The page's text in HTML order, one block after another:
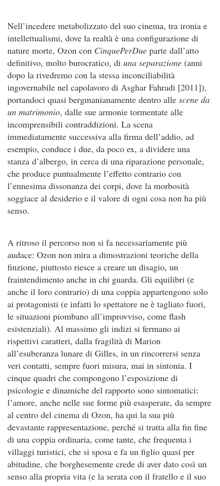
Nell’incedere metabolizzato del suo cinema, tra ironia e
intellettualismi, dove la realtà è una configurazione di
nature morte, Ozon con CinquePerDue parte dall’atto
definitivo, molto burocratico, di una separazione (anni
dopo la rivedremo con la stessa inconciliabilità
ingovernabile nel capolavoro di Asghar Fahradi [2011]),
portandoci quasi bergmanianamente dentro alle scene da
un matrimonio, dalle sue armonie tormentate alle
incomprensibili contraddizioni. La scena
immediatamente successiva alla firma dell’addio, ad
esempio, conduce i due, da poco ex, a dividere una
stanza d’albergo, in cerca di una riparazione personale,
che produce puntualmente l’effetto contrario con
l’ennesima dissonanza dei corpi, dove la morbosità
soggiace al desiderio e il valore di ogni cosa non ha più
senso.
A ritroso il percorso non si fa necessariamente più
audace: Ozon non mira a dimostrazioni teoriche della
finzione, piuttosto riesce a creare un disagio, un
fraintendimento anche in chi guarda. Gli equilibri (e
anche il loro contrario) di una coppia appartengono solo
ai protagonisti (e infatti lo spettatore ne è tagliato fuori,
le situazioni piombano all’improvviso, come flash
esistenziali). Al massimo gli indizi si fermano ai
rispettivi caratteri, dalla fragilità di Marion
all’esuberanza lunare di Gilles, in un rincorrersi senza
veri contatti, sempre fuori misura, mai in sintonia. I
cinque quadri che compongono l’esposizione di
psicologie e dinamiche del rapporto sono sintomatici:
l’amore, anche nelle sue forme più esasperate, da sempre
al centro del cinema di Ozon, ha qui la sua più
devastante rappresentazione, perché si tratta alla fin fine
di una coppia ordinaria, come tante, che frequenta i
villaggi turistici, che si sposa e fa un figlio quasi per
abitudine, che borghesemente crede di aver dato così un
senso alla propria vita (e la serata con il fratello e il suo